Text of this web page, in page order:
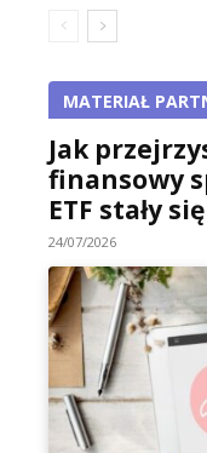
MATERIAŁ
Jak
finansowy
ETF stały
24/07/2026